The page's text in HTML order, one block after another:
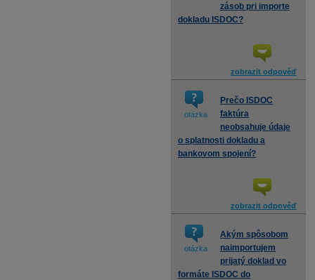
zásob pri importe
dokladu ISDOC?
zobrazit odpověď
otázka
Prečo ISDOC
faktúra
neobsahuje údaje
o splatnosti dokladu a
bankovom spojení?
zobrazit odpověď
otázka
Akým spôsobom
naimportujem
prijatý doklad vo
formáte ISDOC do